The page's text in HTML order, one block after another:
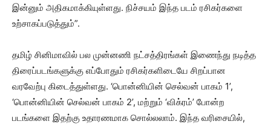
இன்னும் அதிகமாக்கியுள்ளது. நிச்சயம் இந்த படம் ரசிகர்களை
உற்சாகப்படுத்தும்”.
தமிழ் சினிமாவில் பல முன்னணி நட்சத்திரங்கள் இணைந்து நடித்த
திரைப்படங்களுக்கு எப்போதும் ரசிகர்களிடையே சிறப்பான
வரவேற்பு கிடைத்துள்ளது. ‘பொன்னியின் செல்வன் பாகம் 1’,
‘பொன்னியின் செல்வன் பாகம் 2’, மற்றும் ‘விக்ரம்’ போன்ற
படங்களை இதற்கு உதாரணமாக சொல்லலாம். இந்த வரிசையில்,